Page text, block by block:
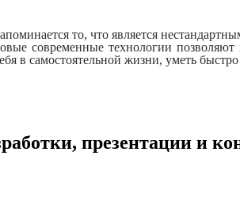
то, что является
современные технологии
в самостоятельной жизни, уметь
презентации и